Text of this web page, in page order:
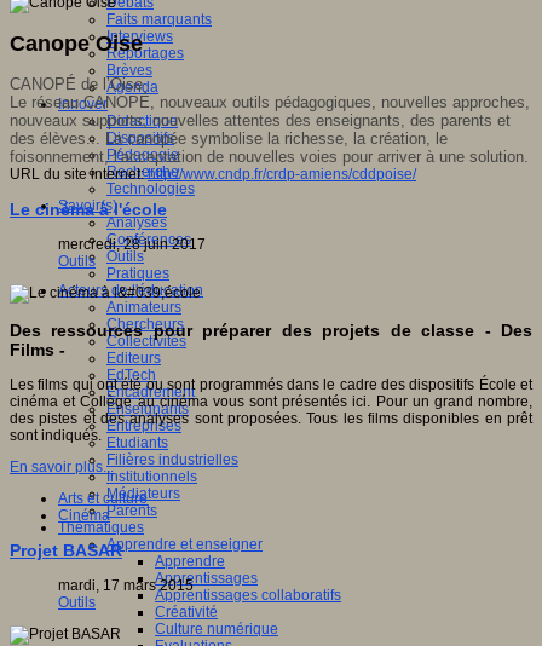
Faits marquants
Interviews
Reportages
Brèves
Agenda
Innover
Didactique
Dispositifs
Pédagogie
Recherche
Technologies
Savoir(s)
Analyses
Conférences
Outils
Pratiques
Acteurs de l'éducation
Animateurs
Chercheurs
Collectivités
Editeurs
EdTech
Encadrement
Enseignants
Entreprises
Etudiants
Filières industrielles
Institutionnels
Médiateurs
Parents
Thématiques
Apprendre et enseigner
Apprendre
Apprentissages
Apprentissages collaboratifs
Créativité
Culture numérique
Canope Oise
CANOPÉ de l’Oise
Le réseau CANOPÉ, nouveaux outils pédagogiques, nouvelles approches,
nouveaux supports, nouvelles attentes des enseignants, des parents et
des élèves... La canopée symbolise la richesse, la création, le
foisonnement, l’acceptation de nouvelles voies pour arriver à une solution.
URL du site internet:http://www.cndp.fr/crdp-amiens/cddpoise/
Le cinéma à l'école
mercredi, 28 juin 2017
Outils
Des ressources pour préparer des projets de classe - Des
Films -
Les films qui ont été ou sont programmés dans le cadre des dispositifs École et
cinéma et Collège au cinéma vous sont présentés ici. Pour un grand nombre,
des pistes et des analyses sont proposées. Tous les films disponibles en prêt
sont indiqués.
En savoir plus...
Arts et culture
Cinéma
Projet BASAR
mardi, 17 mars 2015
Outils